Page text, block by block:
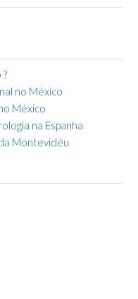
no México
México
na Espanha
Montevidéu